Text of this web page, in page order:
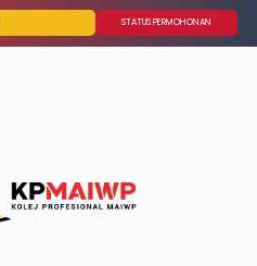
STATUS PERMOHONAN